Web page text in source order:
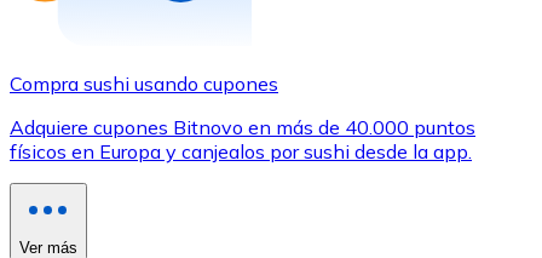
Compra sushi usando cupones
Adquiere cupones Bitnovo en más de 40.000 puntos
físicos en Europa y canjealos por sushi desde la app.
Ver más